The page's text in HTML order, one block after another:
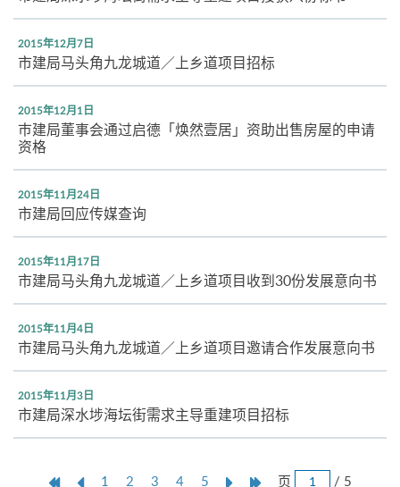
2015年12月7日
市建局马头角九龙城道／上乡道项目招标
2015年12月1日
巿建局董事会通过启德「焕然壹居」资助出售房屋的申请
资格
2015年11月24日
市建局回应传媒查询
2015年11月17日
市建局马头角九龙城道／上乡道项目收到30份发展意向书
2015年11月4日
市建局马头角九龙城道／上乡道项目邀请合作发展意向书
2015年11月3日
市建局深水埗海坛街需求主导重建项目招标
第 上 1 2 3 4 5 NextLast页 / 5